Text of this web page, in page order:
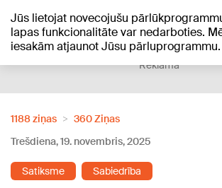
Jūs lietojat novecojušu
lapas funkcionalitāte var nedarboties.
iesakām atjaunot Jūsu pārluprogrammu.
+13°C
Reklāma
1188 ziņas
360 Ziņas
Trešdiena, 19. novembris, 2025
Satiksme Sabiedrība